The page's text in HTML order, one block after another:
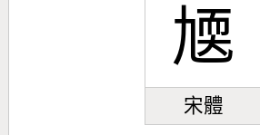
㐡
宋體